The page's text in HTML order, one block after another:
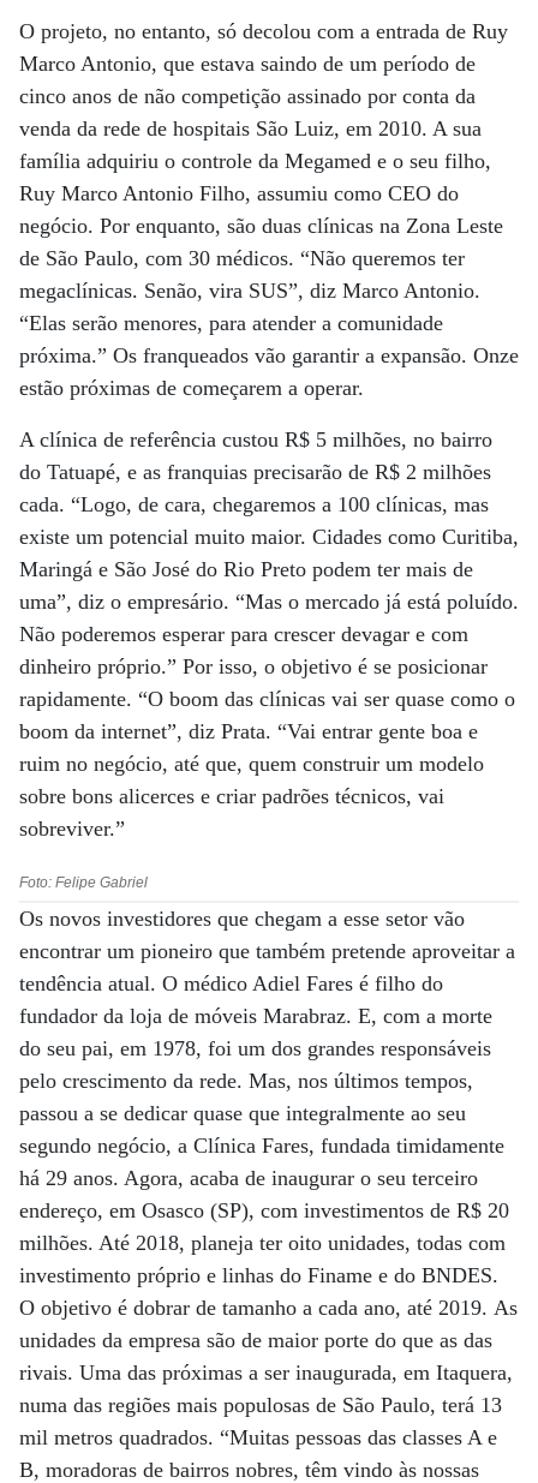
O projeto, no entanto, só decolou com a entrada de Ruy
Marco Antonio, que estava saindo de um período de
cinco anos de não competição assinado por conta da
venda da rede de hospitais São Luiz, em 2010. A sua
família adquiriu o controle da Megamed e o seu filho,
Ruy Marco Antonio Filho, assumiu como CEO do
negócio. Por enquanto, são duas clínicas na Zona Leste
de São Paulo, com 30 médicos. “Não queremos ter
megaclínicas. Senão, vira SUS”, diz Marco Antonio.
“Elas serão menores, para atender a comunidade
próxima.” Os franqueados vão garantir a expansão. Onze
estão próximas de começarem a operar.
A clínica de referência custou R$ 5 milhões, no bairro
do Tatuapé, e as franquias precisarão de R$ 2 milhões
cada. “Logo, de cara, chegaremos a 100 clínicas, mas
existe um potencial muito maior. Cidades como Curitiba,
Maringá e São José do Rio Preto podem ter mais de
uma”, diz o empresário. “Mas o mercado já está poluído.
Não poderemos esperar para crescer devagar e com
dinheiro próprio.” Por isso, o objetivo é se posicionar
rapidamente. “O boom das clínicas vai ser quase como o
boom da internet”, diz Prata. “Vai entrar gente boa e
ruim no negócio, até que, quem construir um modelo
sobre bons alicerces e criar padrões técnicos, vai
sobreviver.”
Foto: Felipe Gabriel
Os novos investidores que chegam a esse setor vão
encontrar um pioneiro que também pretende aproveitar a
tendência atual. O médico Adiel Fares é filho do
fundador da loja de móveis Marabraz. E, com a morte
do seu pai, em 1978, foi um dos grandes responsáveis
pelo crescimento da rede. Mas, nos últimos tempos,
passou a se dedicar quase que integralmente ao seu
segundo negócio, a Clínica Fares, fundada timidamente
há 29 anos. Agora, acaba de inaugurar o seu terceiro
endereço, em Osasco (SP), com investimentos de R$ 20
milhões. Até 2018, planeja ter oito unidades, todas com
investimento próprio e linhas do Finame e do BNDES.
O objetivo é dobrar de tamanho a cada ano, até 2019. As
unidades da empresa são de maior porte do que as das
rivais. Uma das próximas a ser inaugurada, em Itaquera,
numa das regiões mais populosas de São Paulo, terá 13
mil metros quadrados. “Muitas pessoas das classes A e
B, moradoras de bairros nobres, têm vindo às nossas